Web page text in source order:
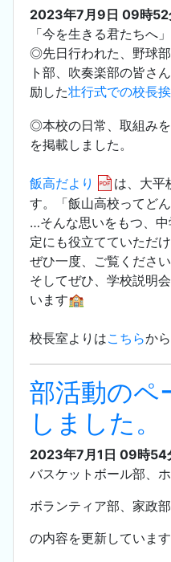
2023年7月9日 09時52
「今を生きる君たちへ」
◎先日行われた、野球
ト部、吹奏楽部の皆さ
励した壮行式での校長
◎本校の日常、取組みを
を掲載しました。
飯高だより
は、大平
す。「飯山高校ってど
…そんな思いをもつ、
定にも役立てていただ
ぜひ一度、ご覧ください
そしてぜひ、学校説明
います🏫
校長室よりはこちらから
部活動のペ
しました。
2023年7月1日 09時54
バスケットボール部、
ボランティア部、家政
の内容を更新していま